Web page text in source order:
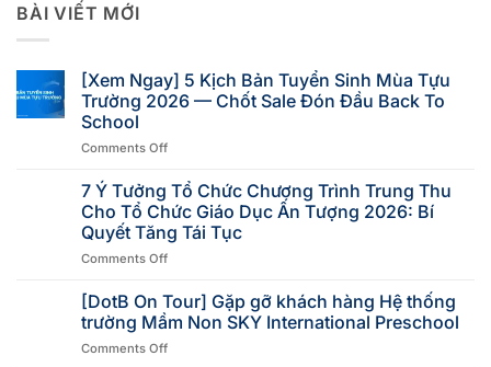
BÀI VIẾT MỚI
[Xem Ngay] 5 Kịch Bản Tuyển Sinh Mùa Tựu
Trường 2026 — Chốt Sale Đón Đầu Back To
School
Comments Off
7 Ý Tưởng Tổ Chức Chương Trình Trung Thu
Cho Tổ Chức Giáo Dục Ấn Tượng 2026: Bí
Quyết Tăng Tái Tục
Comments Off
[DotB On Tour] Gặp gỡ khách hàng Hệ thống
trường Mầm Non SKY International Preschool
Comments Off